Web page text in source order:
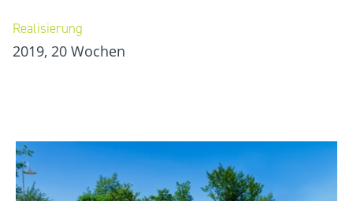
Realisierung
2019, 20 Wochen